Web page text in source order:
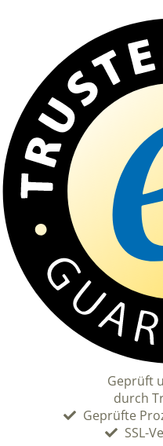
Geprüft
durch
Geprüfte
SSL-